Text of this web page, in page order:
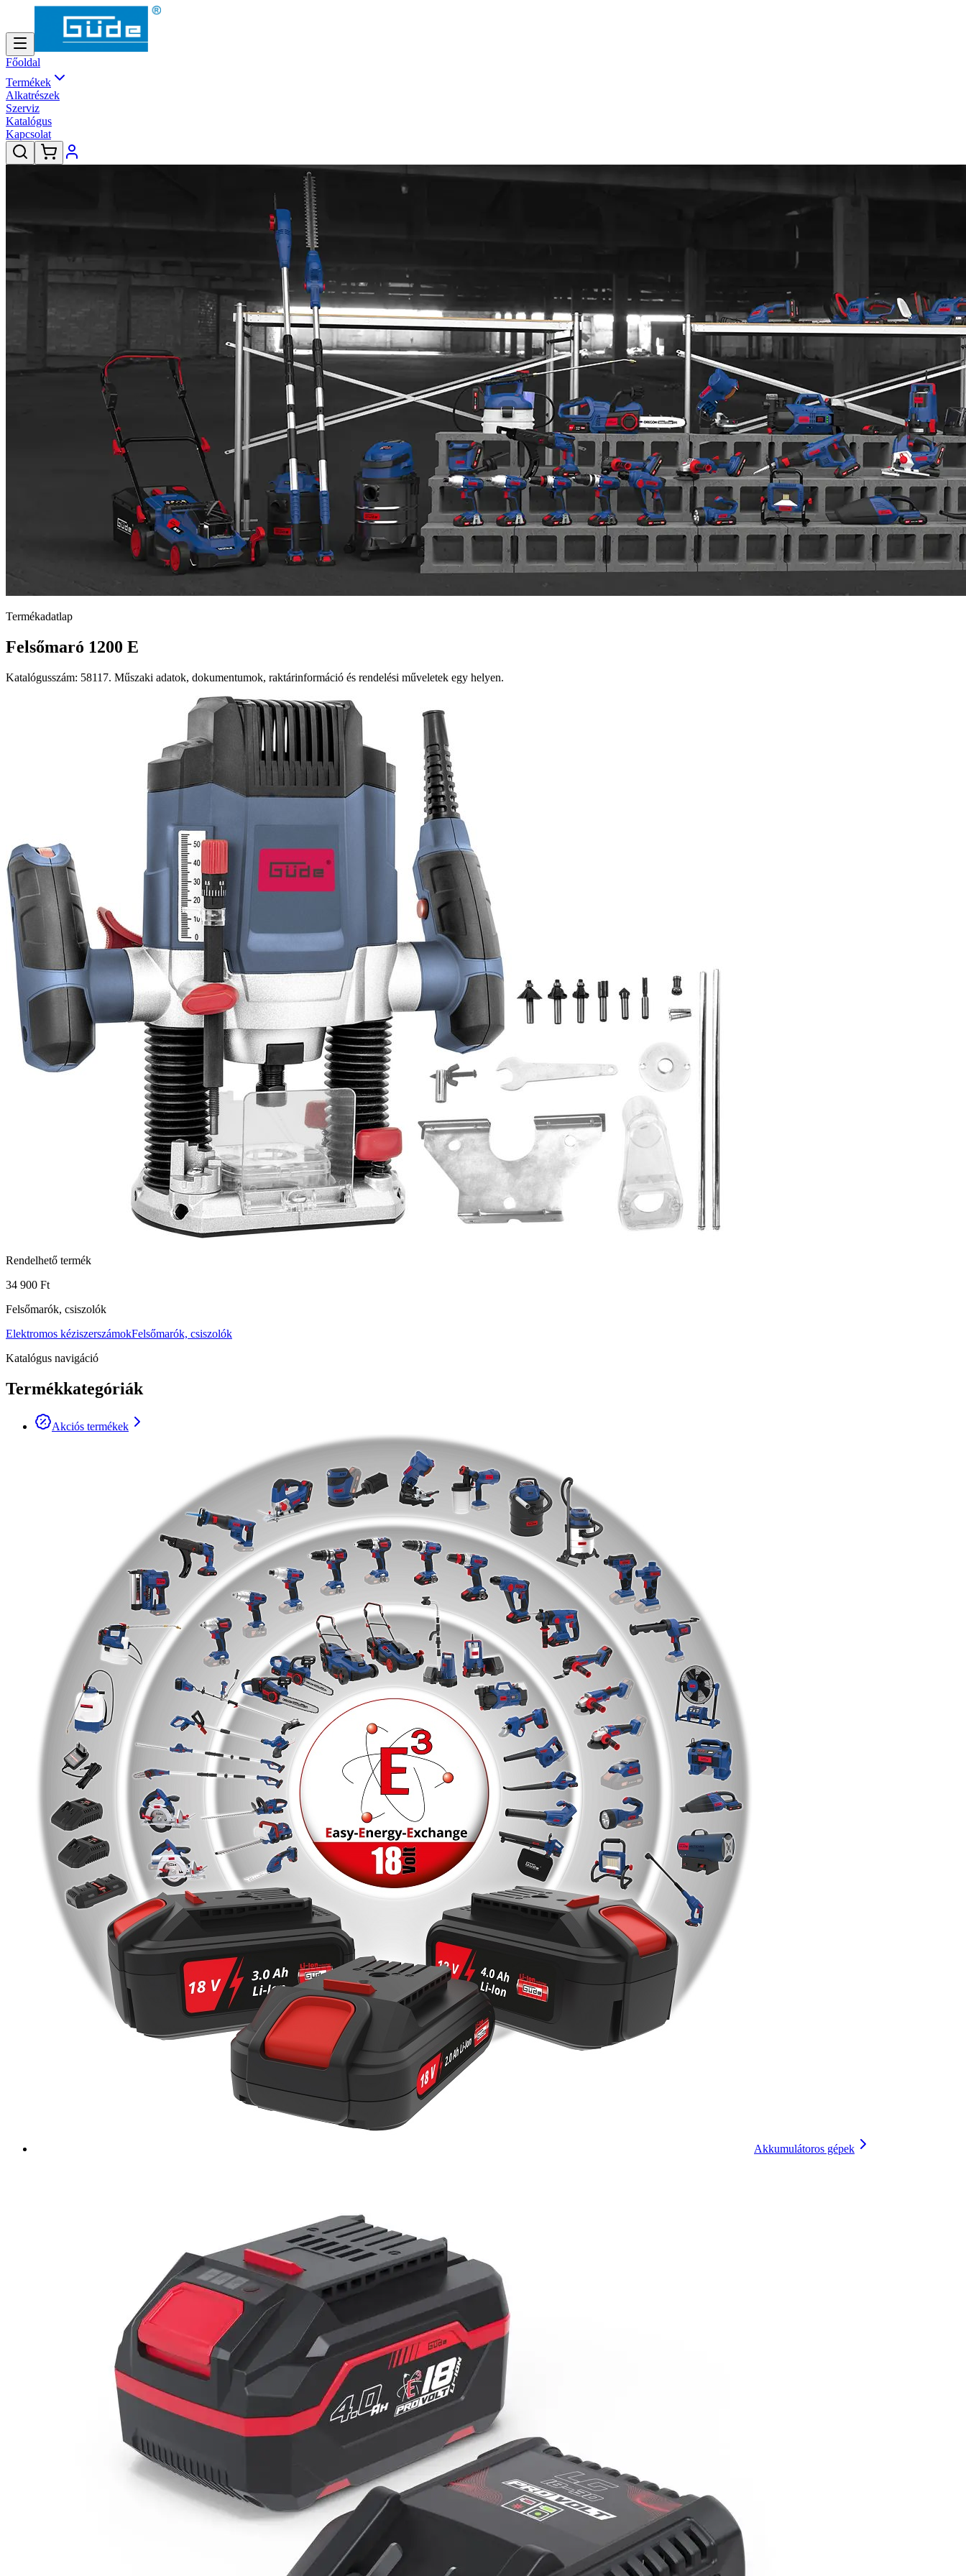
Főoldal
Termékek
Alkatrészek
Szerviz
Katalógus
Kapcsolat
Termékadatlap
Felsőmaró 1200 E
Katalógusszám: 58117. Műszaki adatok, dokumentumok, raktárinformáció és rendelési műveletek egy helyen.
Rendelhető termék
34 900 Ft
Felsőmarók, csiszolók
Elektromos kéziszerszámokFelsőmarók, csiszolók
Katalógus navigáció
Termékkategóriák
Akciós termékek
Akkumulátoros gépek